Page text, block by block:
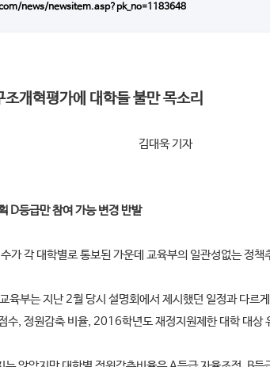
news/newsitem.asp?pk_no=1183648
개혁평가에 대학들 불만 목소리
김대욱 기자
D등급만 참여 가능 변경 반발
가 각 대학별로 통보된 가운데 교육부의 일관성없는 정책
육부는 지난 2월 당시 설명회에서 제시했던 일정과 다르
수, 정원감축 비율, 2016학년도 재정지원제한 대학 대상